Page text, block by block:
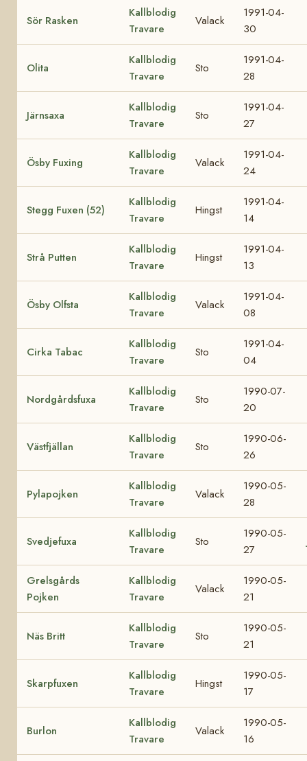
Sör Rasken
Kallblodig
Travare
Valack
1991-04-
30
Olita
Kallblodig
Travare
Sto
1991-04-
28
Järnsaxa
Kallblodig
Travare
Sto
1991-04-
27
Ösby Fuxing
Kallblodig
Travare
Valack
1991-04-
24
Stegg Fuxen (52)
Kallblodig
Travare
Hingst
1991-04-
14
Strå Putten
Kallblodig
Travare
Hingst
1991-04-
13
Ösby Olfsta
Kallblodig
Travare
Valack
1991-04-
08
Cirka Tabac
Kallblodig
Travare
Sto
1991-04-
04
Nordgårdsfuxa
Kallblodig
Travare
Sto
1990-07-
20
Västfjällan
Kallblodig
Travare
Sto
1990-06-
26
Pylapojken
Kallblodig
Travare
Valack
1990-05-
28
Svedjefuxa
Kallblodig
Travare
Sto
1990-05-
27
Grelsgårds
Pojken
Kallblodig
Travare
Valack
1990-05-
21
Näs Britt
Kallblodig
Travare
Sto
1990-05-
21
Skarpfuxen
Kallblodig
Travare
Hingst
1990-05-
17
Burlon
Kallblodig
Travare
Valack
1990-05-
16